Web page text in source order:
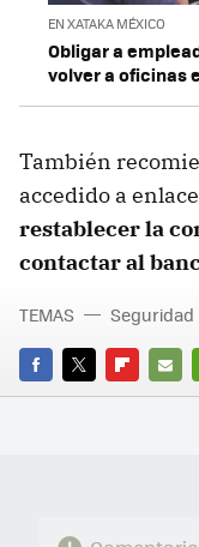
EN XATAKA MÉXICO
Obligar a
volver a oficinas
También
accedido a
restablecer la
contactar al
FACEBOOK
TWITTERFLIPBOARD
E-
TEMAS Seguridad